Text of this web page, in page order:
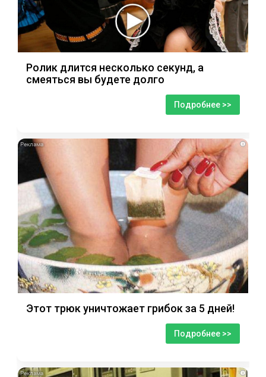
Ролик длится несколько секунд, а
смеяться вы будете долго
Подробнее >>
i
Этот трюк уничтожает грибок за 5 дней!
Подробнее >>
i